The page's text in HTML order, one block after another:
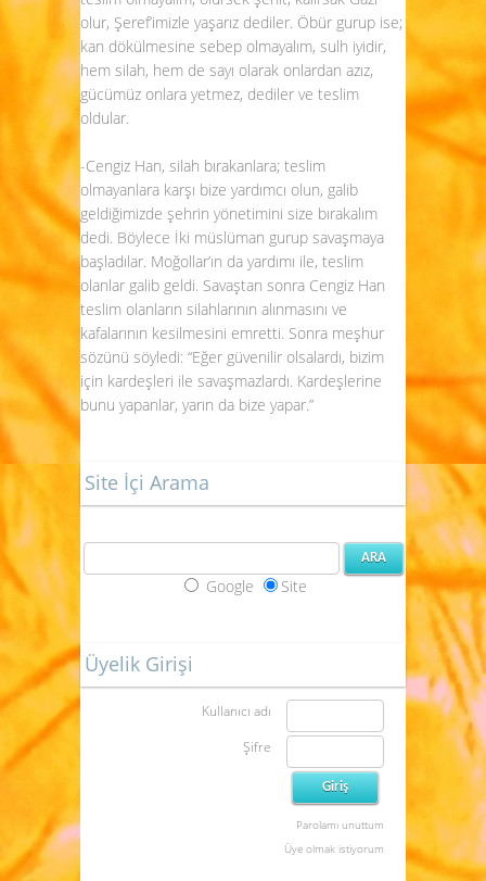
olur, Şeref’imizle yaşarız dediler. Öbür gurup ise;
kan dökülmesine sebep olmayalım, sulh iyidir,
hem silah, hem de sayı olarak onlardan azız,
gücümüz onlara yetmez, dediler ve teslim
oldular.
-Cengiz Han, silah bırakanlara; teslim
olmayanlara karşı bize yardımcı olun, galib
geldiğimizde şehrin yönetimini size bırakalım
dedi. Böylece İki müslüman gurup savaşmaya
başladılar. Moğollar’ın da yardımı ile, teslim
olanlar galib geldi. Savaştan sonra Cengiz Han
teslim olanların silahlarının alınmasını ve
kafalarının kesilmesini emretti. Sonra meşhur
sözünü söyledi: “Eğer güvenilir olsalardı, bizim
için kardeşleri ile savaşmazlardı. Kardeşlerine
bunu yapanlar, yarın da bize yapar.”
Site İçi Arama
Google Site
Üyelik Girişi
Kullanıcı adı
Şifre
Parolamı unuttum
Üye olmak istiyorum